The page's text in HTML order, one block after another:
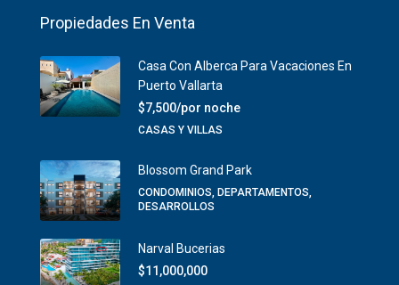
Propiedades En Venta
Casa Con Alberca Para Vacaciones En
Puerto Vallarta
$7,500/por noche
CASAS Y VILLAS
Blossom Grand Park
CONDOMINIOS, DEPARTAMENTOS,
DESARROLLOS
Narval Bucerias
$11,000,000